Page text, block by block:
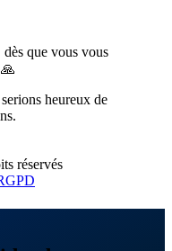
que vous vous
heureux de
réservés